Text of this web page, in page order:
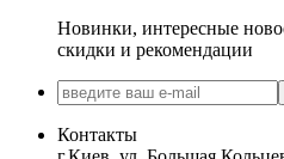
Новинки, интересные
скидки и рекомендации
Контакты